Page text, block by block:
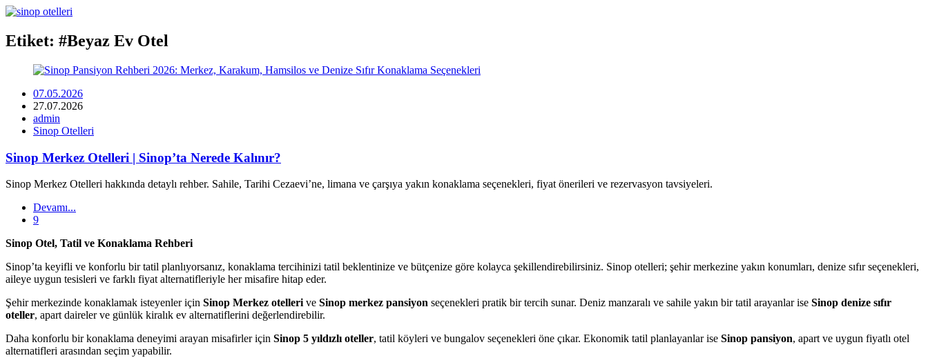
Sinop
En
İyi
Konaklama
Seçenekleri
ve
Fiyatlar
Etiket: #Beyaz Ev Otel
07.05.2026
27.07.2026
admin
Sinop Otelleri
Sinop Merkez Otelleri | Sinop’ta Nerede Kalınır?
Sinop Merkez Otelleri hakkında detaylı rehber. Sahile, Tarihi Cezaevi’ne, limana ve çarşıya yakın konaklama seçenekleri, fiyat önerileri ve rezervasyon tavsiyeleri.
Devamı...
9
Sinop Otel, Tatil ve Konaklama Rehberi
Sinop’ta keyifli ve konforlu bir tatil planlıyorsanız, konaklama tercihinizi tatil beklentinize ve bütçenize göre kolayca şekillendirebilirsiniz. Sinop otelleri; şehir merkezine yakın konumları, denize sıfır seçenekleri,
aileye uygun tesisleri ve farklı fiyat alternatifleriyle her misafire hitap eder.
Şehir merkezinde konaklamak isteyenler için Sinop Merkez otelleri ve Sinop merkez pansiyon seçenekleri pratik bir tercih sunar. Deniz manzaralı ve sahile yakın bir tatil arayanlar ise Sinop denize sıfır
oteller, apart daireler ve günlük kiralık ev alternatiflerini değerlendirebilir.
Daha konforlu bir konaklama deneyimi arayan misafirler için Sinop 5 yıldızlı oteller, tatil köyleri ve bungalov seçenekleri öne çıkar. Ekonomik tatil planlayanlar ise Sinop pansiyon, apart ve uygun fiyatlı otel
alternatifleri arasından seçim yapabilir.